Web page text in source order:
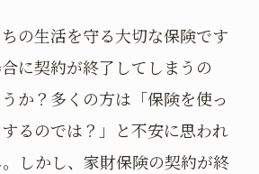
の生活を守る大切な保険です
に契約が終了してしまうの
か？多くの方は「保険を使っ
るのでは？」と不安に思われ
しかし、家財保険の契約が終